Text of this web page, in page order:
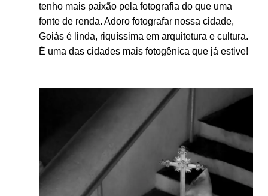
tenho mais paixão pela fotografia do que uma
fonte de renda. Adoro fotografar nossa cidade,
Goiás é linda, riquíssima em arquitetura e cultura.
É uma das cidades mais fotogênica que já estive!